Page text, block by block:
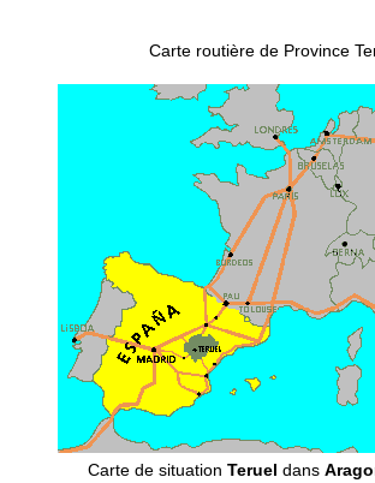
Carte routière de Province
Carte de situation Teruel dans